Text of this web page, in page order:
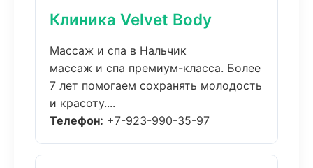
Клиника Velvet Body
Массаж и спа в Нальчик
массаж и спа премиум-класса. Более
7 лет помогаем сохранять молодость
и красоту....
Телефон: +7-923-990-35-97